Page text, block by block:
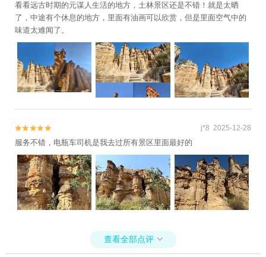
看看远古时期的元谋人生活的地方，土林景区还是不错！就是太晒
了，中途有个休息的地方，里面有油画可以欣赏，但是里面空气中的
味道太难闻了。

 j*8 2025-12-28
服务不错，电瓶车司机是我去过所有景区里面最好的
查看全部点评 